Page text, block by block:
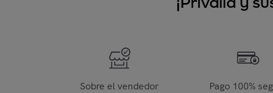
Sobre el vendedor Pago 100%